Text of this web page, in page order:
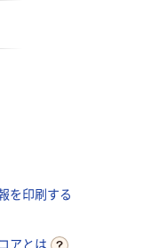
を印刷する
アとは